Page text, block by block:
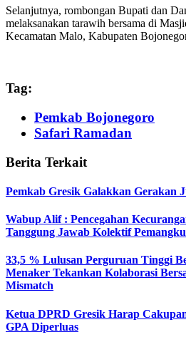
Selanjutnya, rombongan Bupati dan
melaksanakan tarawih bersama di
Kecamatan Malo, Kabupaten
Tag:
Pemkab Bojonegoro
Safari Ramadan
Berita Terkait
Pemkab Gresik Galakkan Gerakan
Wabup Alif : Pencegahan
Tanggung Jawab Kolektif
33,5 % Lulusan Perguruan Tinggi
Menaker Tekankan Kolaborasi
Mismatch
Ketua DPRD Gresik Harap
GPA Diperluas